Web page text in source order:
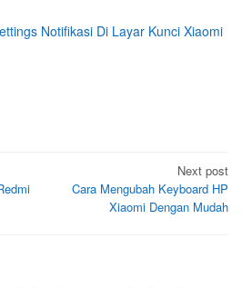
Notifikasi Di Layar Kunci Xiaomi
Next post
Cara Mengubah Keyboard HP
Xiaomi Dengan Mudah